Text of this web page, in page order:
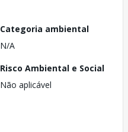
Categoria ambiental
N/A
Risco Ambiental e Social
Não aplicável